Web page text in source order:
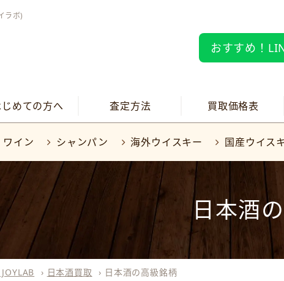
ラボ)
おすすめ！
めての方へ 査定方法 買取価格表
ワイン シャンパン 海外ウイスキー 国産ウイス
日本酒
› 日本酒買取 › 日本酒の高級銘柄